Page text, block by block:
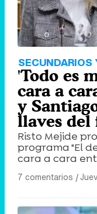
SECUNDARIOS
'Todo es
cara a
y
llaves
Risto Mejide
programa "El
cara a cara
7 comentarios |